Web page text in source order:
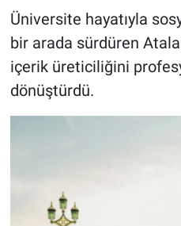
Üniversite hayatıyla
bir arada sürdüren
içerik üreticiliğini
dönüştürdü.